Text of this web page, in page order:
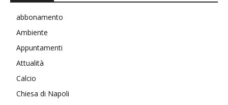
abbonamento
Ambiente
Appuntamenti
Attualità
Calcio
Chiesa di Napoli